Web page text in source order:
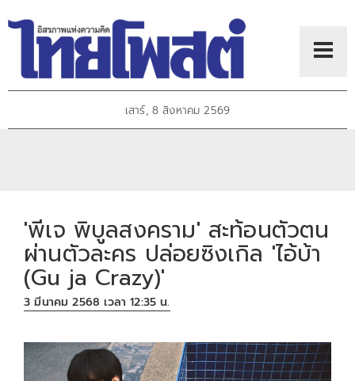
เสาร์, 8 สิงหาคม 2569
'พีเจ พิบูลสงคราม' สะท้อนตัวตน
ผ่านตัวละคร ปล่อยซิงเกิล 'ไอ้บ้า
(Gu ja Crazy)'
3 มีนาคม 2568 เวลา 12:35 น.